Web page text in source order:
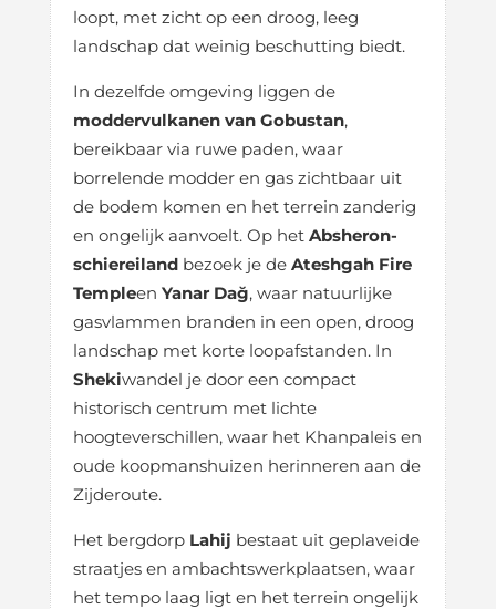
loopt, met zicht op een droog, leeg
landschap dat weinig beschutting biedt.
In dezelfde omgeving liggen de
moddervulkanen van Gobustan,
bereikbaar via ruwe paden, waar
borrelende modder en gas zichtbaar uit
de bodem komen en het terrein zanderig
en ongelijk aanvoelt. Op het Absheron-
schiereiland bezoek je de Ateshgah Fire
Templeen Yanar Dağ, waar natuurlijke
gasvlammen branden in een open, droog
landschap met korte loopafstanden. In
Shekiwandel je door een compact
historisch centrum met lichte
hoogteverschillen, waar het Khanpaleis en
oude koopmanshuizen herinneren aan de
Zijderoute.
Het bergdorp Lahij bestaat uit geplaveide
straatjes en ambachtswerkplaatsen, waar
het tempo laag ligt en het terrein ongelijk